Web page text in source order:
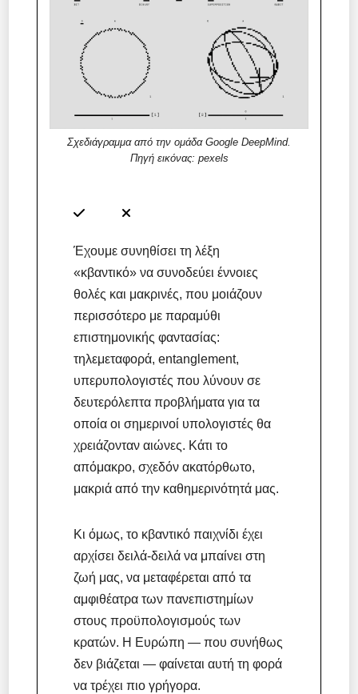
Σχεδιάγραμμα από την ομάδα Google DeepMind.
Πηγή εικόνας: pexels
Έχουμε συνηθίσει τη λέξη
«κβαντικό» να συνοδεύει έννοιες
θολές και μακρινές, που μοιάζουν
περισσότερο με παραμύθι
επιστημονικής φαντασίας:
τηλεμεταφορά, entanglement,
υπερυπολογιστές που λύνουν σε
δευτερόλεπτα προβλήματα για τα
οποία οι σημερινοί υπολογιστές θα
χρειάζονταν αιώνες. Κάτι το
απόμακρο, σχεδόν ακατόρθωτο,
μακριά από την καθημερινότητά μας.
Κι όμως, το κβαντικό παιχνίδι έχει
αρχίσει δειλά-δειλά να μπαίνει στη
ζωή μας, να μεταφέρεται από τα
αμφιθέατρα των πανεπιστημίων
στους προϋπολογισμούς των
κρατών. Η Ευρώπη — που συνήθως
δεν βιάζεται — φαίνεται αυτή τη φορά
να τρέχει πιο γρήγορα.